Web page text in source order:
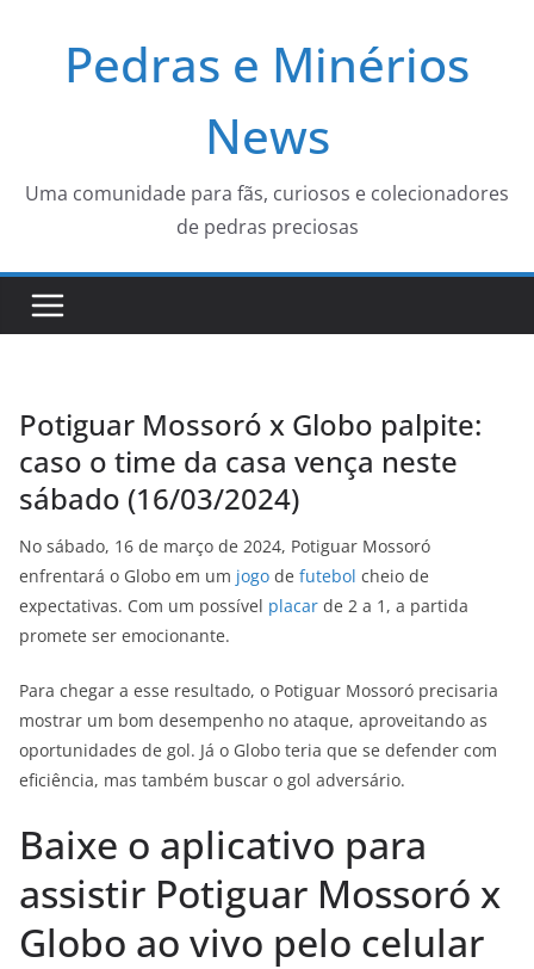
Pedras e Minérios
News
Uma comunidade para fãs, curiosos e colecionadores
de pedras preciosas
Potiguar Mossoró x Globo palpite:
caso o time da casa vença neste
sábado (16/03/2024)
No sábado, 16 de março de 2024, Potiguar Mossoró
enfrentará o Globo em um jogo de futebol cheio de
expectativas. Com um possível placar de 2 a 1, a partida
promete ser emocionante.
Para chegar a esse resultado, o Potiguar Mossoró precisaria
mostrar um bom desempenho no ataque, aproveitando as
oportunidades de gol. Já o Globo teria que se defender com
eficiência, mas também buscar o gol adversário.
Baixe o aplicativo para
assistir Potiguar Mossoró x
Globo ao vivo pelo celular